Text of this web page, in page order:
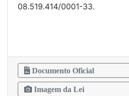
08.519.414/
Documento Oficial
Imagem da Lei